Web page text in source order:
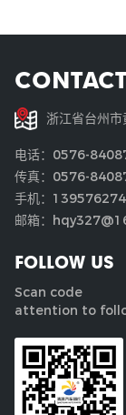
浙江省台州
电话：0576-
传真：0576-
手机：
邮箱：
FOLLOW US
Scan code
attention to